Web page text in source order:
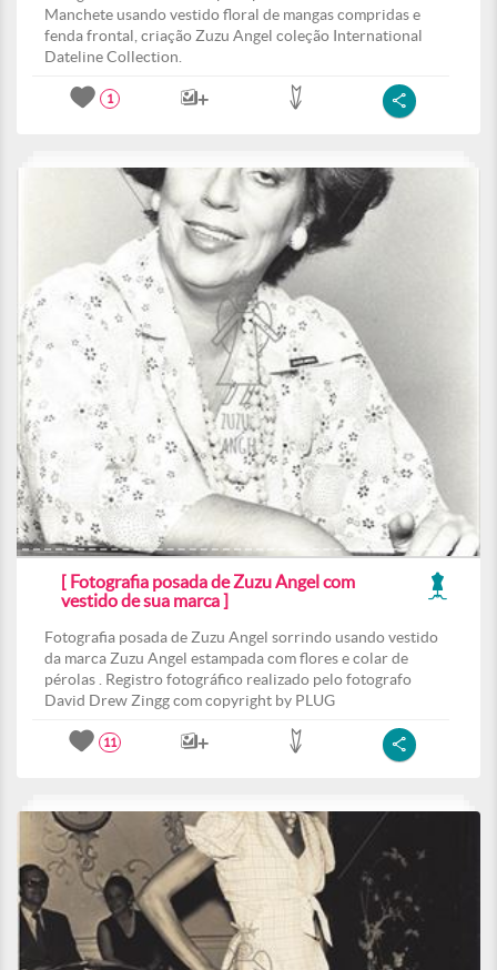
Manchete usando vestido floral de mangas compridas e
fenda frontal, criação Zuzu Angel coleção International
Dateline Collection.
1
[ Fotografia posada de Zuzu Angel com
vestido de sua marca ]
Fotografia posada de Zuzu Angel sorrindo usando vestido
da marca Zuzu Angel estampada com flores e colar de
pérolas . Registro fotográfico realizado pelo fotografo
David Drew Zingg com copyright by PLUG
11